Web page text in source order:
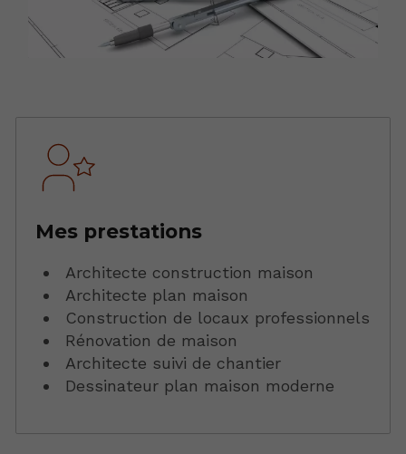
Mes prestations
Architecte construction maison
Architecte plan maison
Construction de locaux professionnels
Rénovation de maison
Architecte suivi de chantier
Dessinateur plan maison moderne